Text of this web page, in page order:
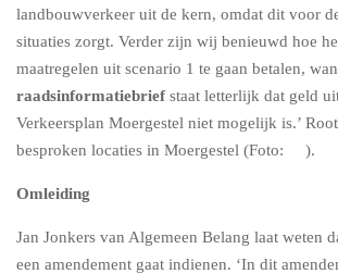
landbouwverkeer uit de kern, omdat dit voor
situaties zorgt. Verder zijn wij benieuwd hoe
maatregelen uit scenario 1 te gaan betalen,
raadsinformatiebrief staat letterlijk dat geld
Verkeersplan Moergestel niet mogelijk is.’
besproken locaties in Moergestel (Foto: ).
Omleiding
Jan Jonkers van Algemeen Belang laat weten
een amendement gaat indienen. ‘In dit